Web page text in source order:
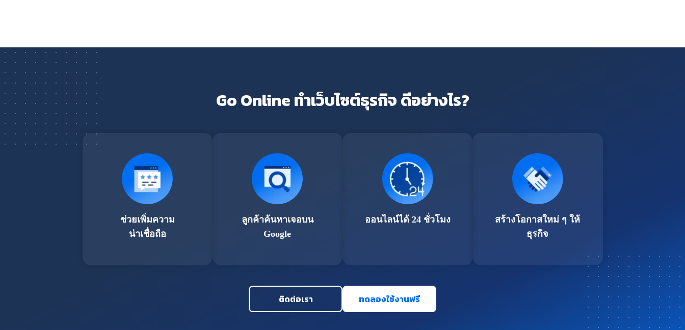
Go Online ทำเว็บไซต์ธุรกิจ ดีอย่างไร?
ช่วยเพิ่มความ
น่าเชื่อถือ
ลูกค้าค้นหาเจอบน
Google
ออนไลน์ได้ 24 ชั่วโมง
สร้างโอกาสใหม่ ๆ ให้
ธุรกิจ
ติดต่อเรา ทดลองใช้งานฟรี